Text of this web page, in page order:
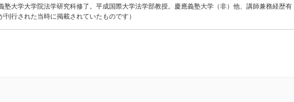
塾大学大学院法学研究科修了。平成国際大学法学部教授。慶應義塾大学（非）他、講師兼務経歴有
刊行された当時に掲載されていたものです）